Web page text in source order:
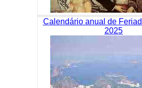
Calendário anual de
2025